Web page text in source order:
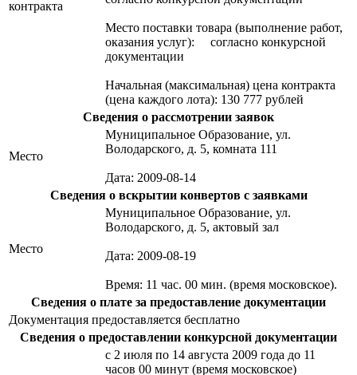
контракта
Место поставки товара (выполнение работ,
оказания услуг): согласно конкурсной
документации
Начальная (максимальная) цена контракта
(цена каждого лота): 130 777 рублей
Сведения о рассмотрении заявок
Место
Муниципальное Образование, ул.
Володарского, д. 5, комната 111
Дата: 2009-08-14
Сведения о вскрытии конвертов с заявками
Место
Муниципальное Образование, ул.
Володарского, д. 5, актовый зал
Дата: 2009-08-19
Время: 11 час. 00 мин. (время московское).
Сведения о плате за предоставление документации
Документация предоставляется бесплатно
Сведения о предоставлении конкурсной документации
с 2 июля по 14 августа 2009 года до 11
часов 00 минут (время московское)